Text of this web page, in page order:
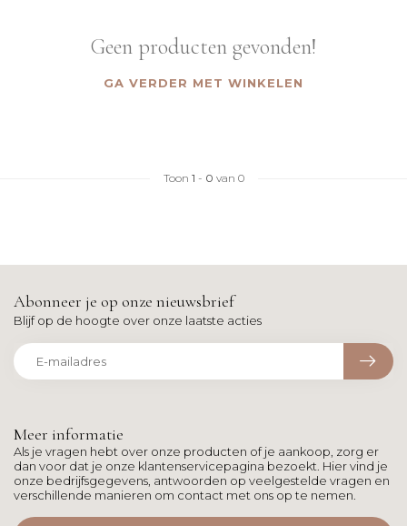
Geen producten gevonden!
GA VERDER MET WINKELEN
Toon 1 - 0 van 0
Meer informatie
Als je vragen hebt over onze producten of je aankoop, zorg er
dan voor dat je onze klantenservicepagina bezoekt. Hier vind je
onze bedrijfsgegevens, antwoorden op veelgestelde vragen en
verschillende manieren om contact met ons op te nemen.
Abonneer je op onze nieuwsbrief
Blijf op de hoogte over onze laatste acties